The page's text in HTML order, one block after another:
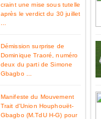
craint une mise sous tutelle
après le verdict du 30 juillet
Démission surprise de
Dominique Traoré, numéro
deux du parti de Simone
Gbagbo ...
Manifeste du Mouvement
Trait d'Union Houphouët-
Gbagbo (M.TdU H-G) pour